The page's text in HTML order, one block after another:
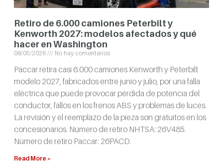
Retiro de 6.000 camiones Peterbilt y
Kenworth 2027: modelos afectados y qué
hacer en Washington
08/05/2026 No hay comentarios
Paccar retira casi 6.000 camiones Kenworth y Peterbilt
modelo 2027, fabricados entre junio y julio, por una falla
eléctrica que puede provocar pérdida de potencia del
conductor, fallos en los frenos ABS y problemas de luces.
La revisión y el reemplazo de la pieza son gratuitos en los
concesionarios. Número de retiro NHTSA: 26V485.
Número de retiro Paccar: 26PACD.
Read More »